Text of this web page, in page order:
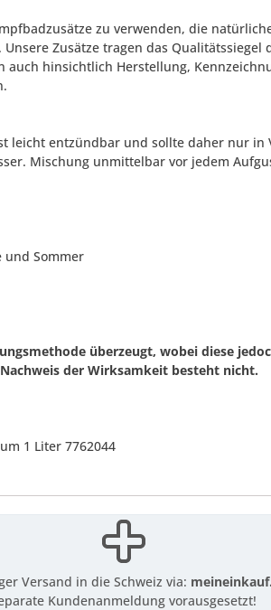
zu verwenden, die
Zusätze tragen das Qualitätssiegel
hinsichtlich Herstellung,
leicht entzündbar und sollte daher nur
Mischung unmittelbar vor jedem
Sommer
überzeugt, wobei diese
der Wirksamkeit besteht nicht.
1 Liter 7762044
Versand in die Schweiz via:
Kundenanmeldung vorausgesetzt!